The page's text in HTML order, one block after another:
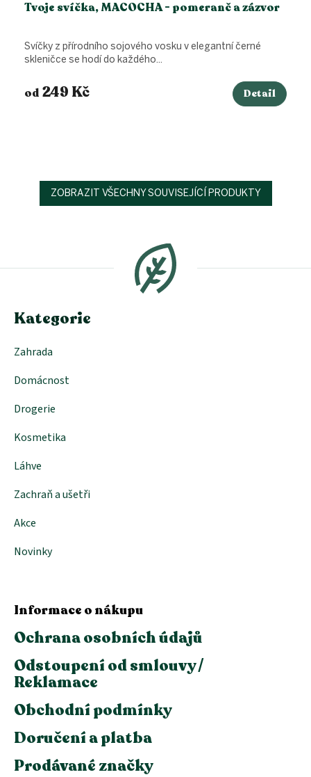
Tvoje svíčka, MACOCHA - pomeranč a zázvor
od 249 Kč Detail
Svíčky z přírodního sojového vosku v elegantní černé
skleničce se hodí do každého...
ZOBRAZIT VŠECHNY SOUVISEJÍCÍ PRODUKTY
a
Kategorie
Zahrada
Domácnost
Drogerie
Kosmetika
Láhve
Zachraň a ušetři
Akce
Novinky
Informace o nákupu
Ochrana osobních údajů
Odstoupení od smlouvy /
Reklamace
Obchodní podmínky
Doručení a platba
Prodávané značky